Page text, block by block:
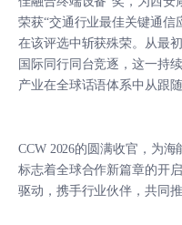
荣获“交通行业最佳关键通信
在该评选中斩获殊荣。从最
国际同行同台竞逐，这一持
产业在全球话语体系中从跟
CCW 2026的圆满收官，为
标志着全球合作新篇章的开
驱动，携手行业伙伴，共同